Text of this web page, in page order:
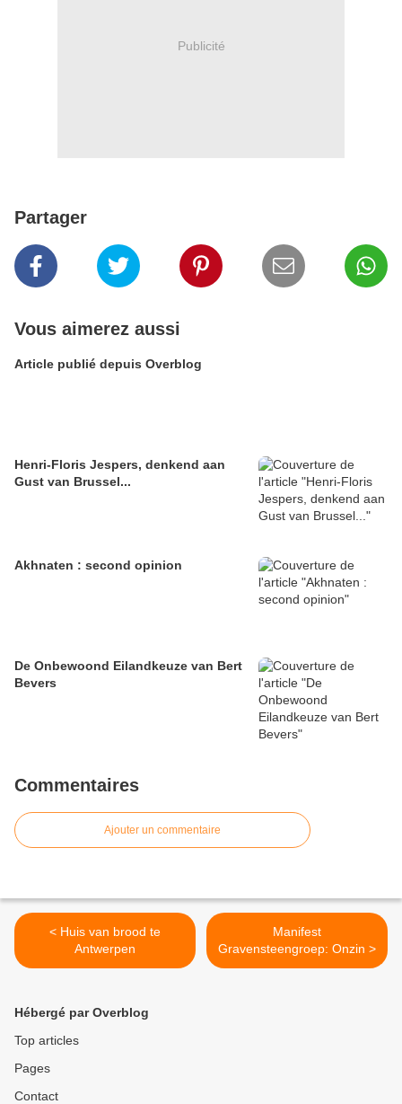
Publicité
Partager
Vous aimerez aussi
Article publié depuis Overblog
Henri-Floris Jespers, denkend aan
Gust van Brussel...
Akhnaten : second opinion
De Onbewoond Eilandkeuze van Bert
Bevers
Commentaires
Ajouter un commentaire
< Huis van brood te
Antwerpen
Manifest
Gravensteengroep: Onzin >
Hébergé par Overblog
Top articles
Pages
Contact